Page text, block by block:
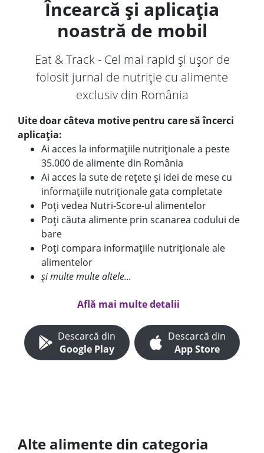
Încearcă și aplicația
noastră de mobil
Eat & Track - Cel mai rapid și ușor de
folosit jurnal de nutriție cu alimente
exclusiv din România
Uite doar câteva motive pentru care să încerci
aplicația:
Ai acces la informațiile nutriționale a peste
35.000 de alimente din România
Ai acces la sute de rețete și idei de mese cu
informațiile nutriționale gata completate
Poți vedea Nutri-Score-ul alimentelor
Poți căuta alimente prin scanarea codului de
bare
Poți compara informațiile nutriționale ale
alimentelor
și multe multe altele...
Află mai multe detalii
Descarcă din
Google Play
Descarcă din
App Store
Alte alimente din categoria